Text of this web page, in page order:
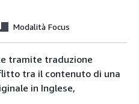
Modalità Focus
tramite traduzione
tra il contenuto di una
in Inglese,